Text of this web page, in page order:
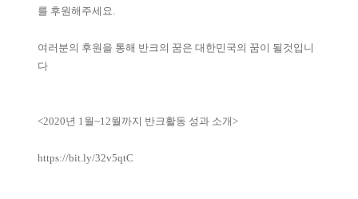
를 후원해주세요.
여러분의 후원을 통해 반크의 꿈은 대한민국의 꿈이 될것입니
다
<2020년 1월~12월까지 반크활동 성과 소개>
https://bit.ly/32v5qtC